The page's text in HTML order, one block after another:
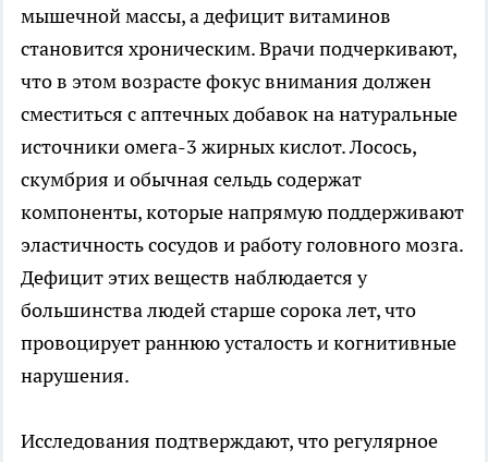
мышечной массы, а дефицит витаминов
становится хроническим. Врачи подчеркивают,
что в этом возрасте фокус внимания должен
сместиться с аптечных добавок на натуральные
источники омега-3 жирных кислот. Лосось,
скумбрия и обычная сельдь содержат
компоненты, которые напрямую поддерживают
эластичность сосудов и работу головного мозга.
Дефицит этих веществ наблюдается у
большинства людей старше сорока лет, что
провоцирует раннюю усталость и когнитивные
нарушения.
Исследования подтверждают, что регулярное